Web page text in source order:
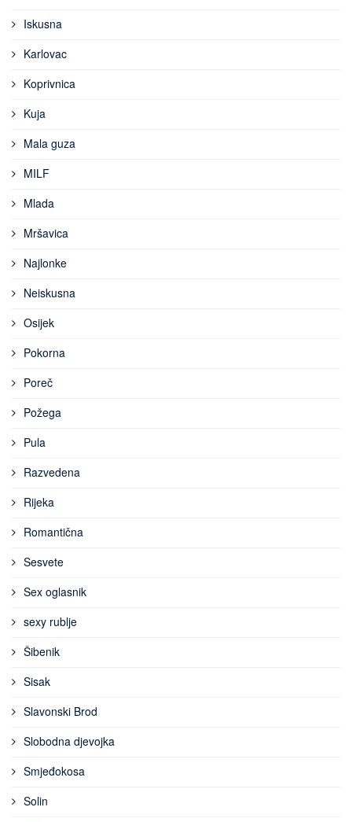
Iskusna
Karlovac
Koprivnica
Kuja
Mala guza
MILF
Mlada
Mršavica
Najlonke
Neiskusna
Osijek
Pokorna
Poreč
Požega
Pula
Razvedena
Rijeka
Romantična
Sesvete
Sex oglasnik
sexy rublje
Šibenik
Sisak
Slavonski Brod
Slobodna djevojka
Smjeđokosa
Solin